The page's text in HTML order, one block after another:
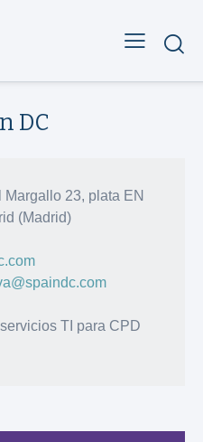
DC
Margallo 23, plata EN
(Madrid)
TI para CPD